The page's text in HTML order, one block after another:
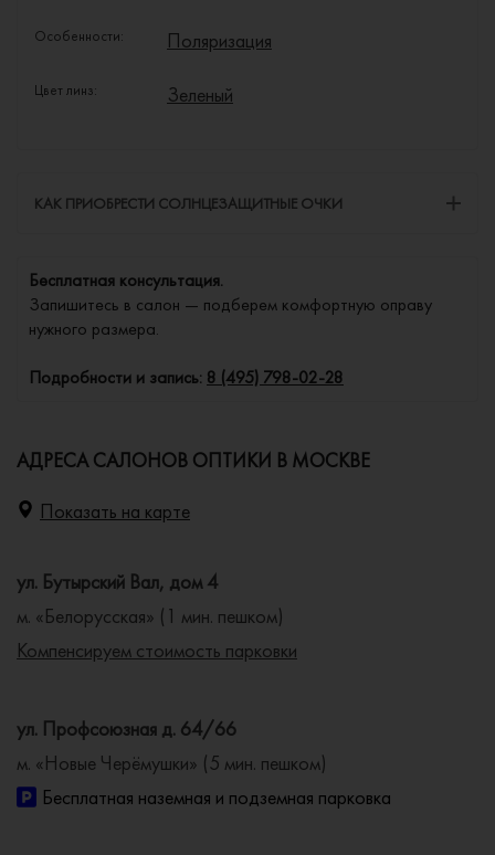
Особенности: Поляризация
Цвет линз: Зеленый
КАК ПРИОБРЕСТИ СОЛНЦЕЗАЩИТНЫЕ ОЧКИ
Бесплатная консультация.
Запишитесь в салон — подберем комфортную оправу
нужного размера.
Подробности и запись: 8 (495) 798-02-28
АДРЕСА САЛОНОВ ОПТИКИ В МОСКВЕ
Показать на карте
ул. Бутырский Вал, дом 4
м. «Белорусская» (1 мин. пешком)
Компенсируем стоимость парковки
ул. Профсоюзная д. 64/66
м. «Новые Черёмушки» (5 мин. пешком)
Бесплатная наземная и подземная парковка